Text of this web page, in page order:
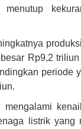
menutup
Rp9,2
periode
listrik yang